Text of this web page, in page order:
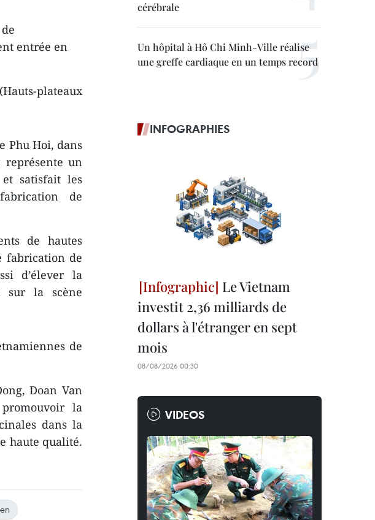
entrée en
plateaux
Phu Hoi, dans
un
satisfait les
de
de hautes
fabrication de
d’élever la
sur la scène
de
Doan Van
la
dans la
haute qualité.
cérébrale
Un hôpital à Hô Chi Minh-Ville réalise
une greffe cardiaque en un temps record
INFOGRAPHIES
Le Vietnam
investit 2,36 milliards de
dollars à l'étranger en sept
mois
08/08/2026 00:30
VIDEOS